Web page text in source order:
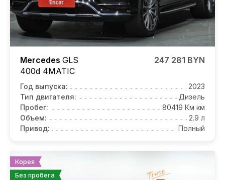
Mercedes GLS
400d 4MATIC
247 281 BYN
Год выпуска:
2023
Тип двигателя:
Дизель
Пробег:
80419 Км км
Объем:
2.9 л
Привод:
Полный
Корея
Без пробега